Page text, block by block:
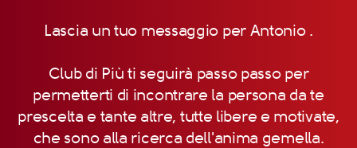
Lascia un tuo messaggio per Antonio .
Club di Più ti seguirà passo passo per
permetterti di incontrare la persona da te
prescelta e tante altre, tutte libere e motivate,
che sono alla ricerca dell'anima gemella.